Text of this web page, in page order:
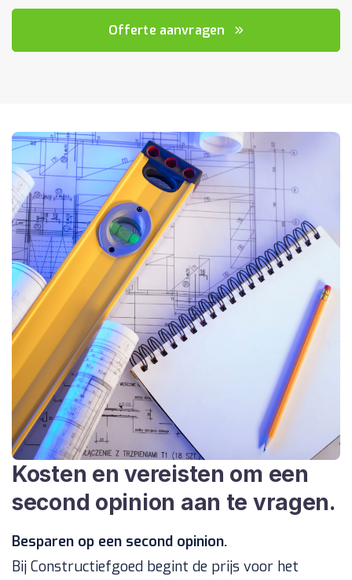
Offerte aanvragen
Kosten en vereisten om een
second opinion aan te vragen.
Besparen op een second opinion.
Bij Constructiefgoed begint de prijs voor het